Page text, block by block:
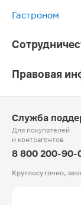
Гастроном
Правовая
Служба
Для покупателей
и контрагентов
8 800 200-90-
Круглосуточно,